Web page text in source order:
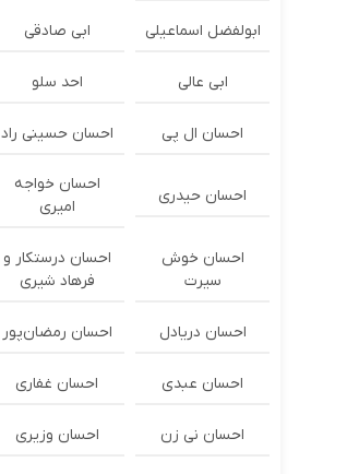
ابولفضل اسماعیلی ابی صادقی
ابی عالی احد سلو
احسان ال پی احسان حسینی راد
احسان حیدری
احسان خواجه
امیری
احسان خوش
سیرت
احسان درستكار و
فرهاد شيرى
احسان دریادل احسان رمضان‌پور
احسان عبدی احسان غفاری
احسان نی زن احسان وزیری